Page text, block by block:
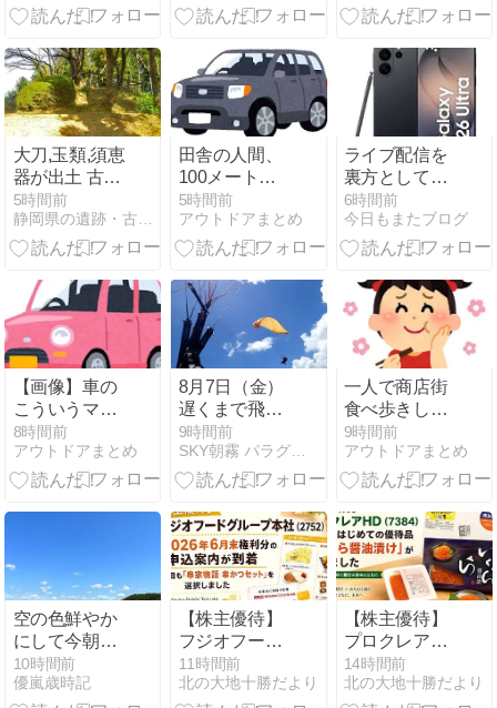
をしていた48
新バッシュの
進化
大刀,玉類,須恵
器が出土 古墳
時代後期(6世
紀)以降 横穴
式石室を有す
古墳 (静岡県
静岡市葵区長
沼1丁目 愛宕
霊園 観音山山
頂)
5時間前
静岡県の遺跡・古墳・城跡ガイド
田舎の人間、
100メートル
先のコンビニ
に車で行く
5時間前
アウトドアまとめ
ライブ配信を
裏方としてし
てみたい
6時間前
今日もまたブログ
【画像】車の
こういうマフ
ラーって意味
あるの？
8時間前
アウトドアまとめ
8月7日（金）
遅くまで飛べ
た！
9時間前
SKY朝霧 パラグライダー＆カヌー
一人で商店街
食べ歩きした
いんやけど
9時間前
アウトドアまとめ
空の色鮮やか
にして今朝の
秋
10時間前
優嵐歳時記
【株主優待】
フジオフード
グループ本社
（2752）2026
11時間前
北の大地十勝だより
【株主優待】
プロクレア
HD（7384）
合併後はじめ
14時間前
北の大地十勝だより